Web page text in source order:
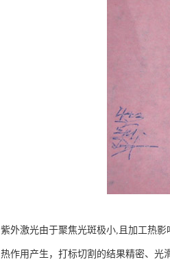
紫外激光由于聚焦光斑极小,且加工热
热作用产生，打标切割的结果精密、光